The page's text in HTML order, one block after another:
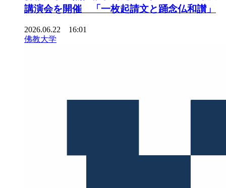
講演会を開催 「一枚起請文と踊念仏和讃」
2026.06.22 16:01
佛教大学